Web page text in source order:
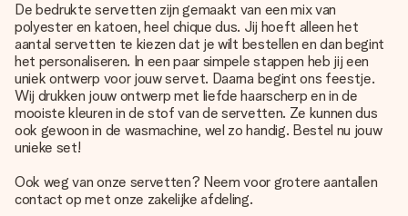
De bedrukte servetten zijn gemaakt van een mix van
polyester en katoen, heel chique dus. Jij hoeft alleen het
aantal servetten te kiezen dat je wilt bestellen en dan begint
het personaliseren. In een paar simpele stappen heb jij een
uniek ontwerp voor jouw servet. Daarna begint ons feestje.
Wij drukken jouw ontwerp met liefde haarscherp en in de
mooiste kleuren in de stof van de servetten. Ze kunnen dus
ook gewoon in de wasmachine, wel zo handig. Bestel nu jouw
unieke set!
Ook weg van onze servetten? Neem voor grotere aantallen
contact op met onze zakelijke afdeling.